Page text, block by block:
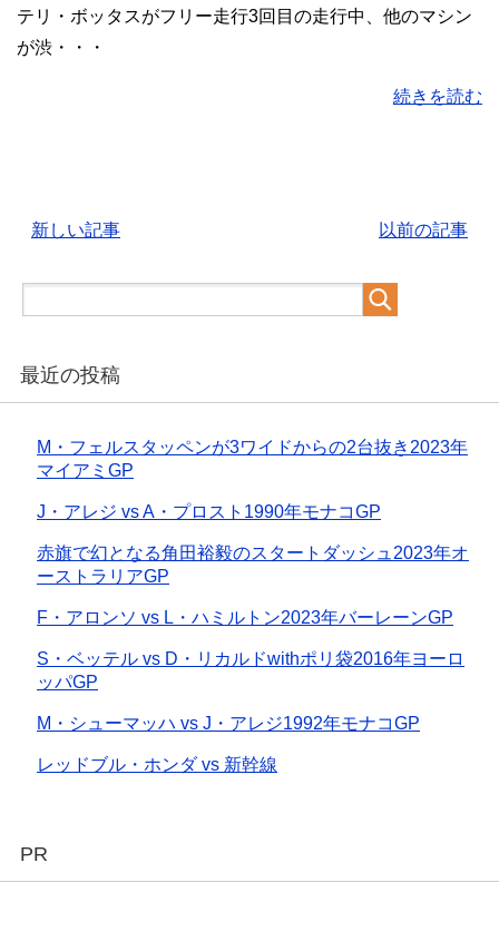
テリ・ボッタスがフリー走行3回目の走行中、他のマシン
が渋・・・
続きを読む
以前の記事
新しい記事
最近の投稿
M・フェルスタッペンが3ワイドからの2台抜き2023年
マイアミGP
J・アレジ vs A・プロスト1990年モナコGP
赤旗で幻となる角田裕毅のスタートダッシュ2023年オ
ーストラリアGP
F・アロンソ vs L・ハミルトン2023年バーレーンGP
S・ベッテル vs D・リカルドwithポリ袋2016年ヨーロ
ッパGP
M・シューマッハ vs J・アレジ1992年モナコGP
レッドブル・ホンダ vs 新幹線
PR